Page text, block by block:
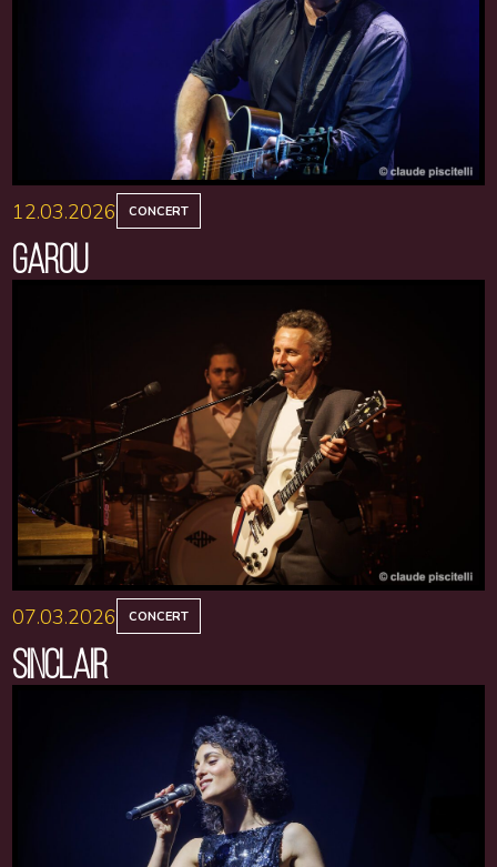
12.03.2026 CONCERT
GAROU
07.03.2026 CONCERT
SINCLAIR